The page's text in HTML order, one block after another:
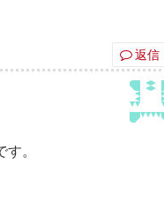
返信
。